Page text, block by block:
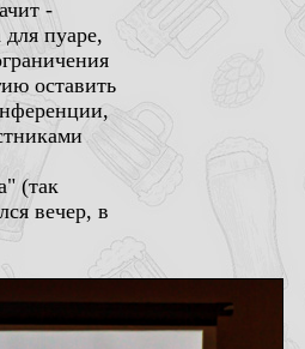
-
пуаре,
оставить
(так
вечер, в